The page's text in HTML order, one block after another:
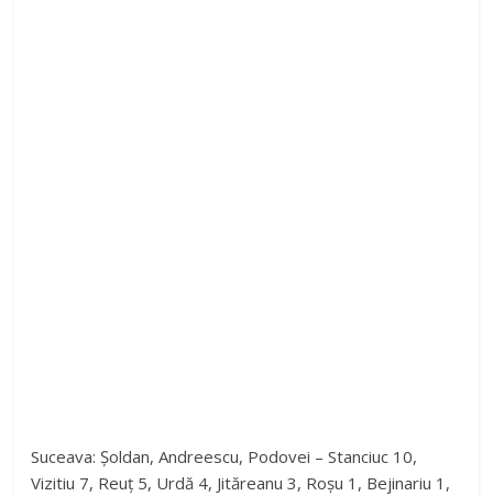
Suceava: Șoldan, Andreescu, Podovei – Stanciuc 10,
Vizitiu 7, Reuț 5, Urdă 4, Jităreanu 3, Roșu 1, Bejinariu 1,